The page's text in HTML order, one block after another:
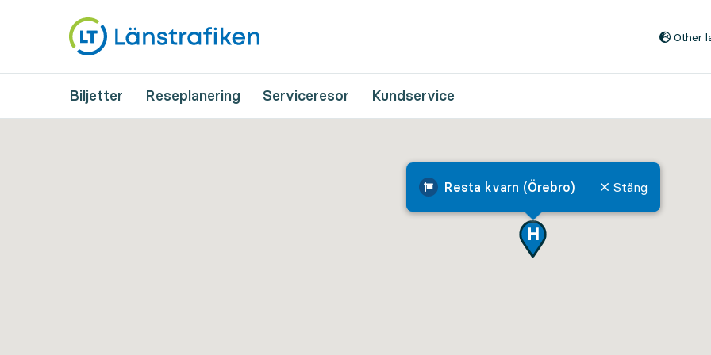
Other
Biljetter Reseplanering Serviceresor Kundservice
Resta kvarn (Örebro) Stäng